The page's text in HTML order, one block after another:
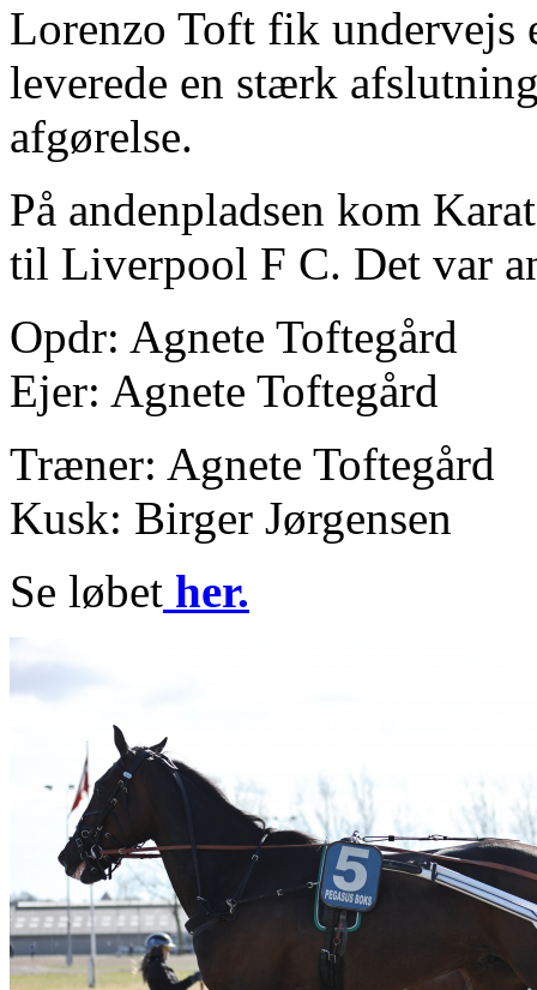
Lorenzo Toft fik undervejs
leverede en stærk
afgørelse.
På andenpladsen kom
til Liverpool F C. Det var
Opdr: Agnete Toftegård
Ejer: Agnete Toftegård
Træner: Agnete Toftegård
Kusk: Birger Jørgensen
Se løbet her.